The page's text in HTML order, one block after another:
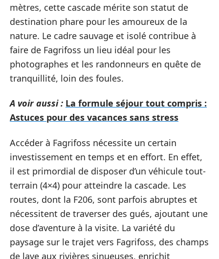
mètres, cette cascade mérite son statut de
destination phare pour les amoureux de la
nature. Le cadre sauvage et isolé contribue à
faire de Fagrifoss un lieu idéal pour les
photographes et les randonneurs en quête de
tranquillité, loin des foules.
A voir aussi : La formule séjour tout compris :
Astuces pour des vacances sans stress
Accéder à Fagrifoss nécessite un certain
investissement en temps et en effort. En effet,
il est primordial de disposer d’un véhicule tout-
terrain (4×4) pour atteindre la cascade. Les
routes, dont la F206, sont parfois abruptes et
nécessitent de traverser des gués, ajoutant une
dose d’aventure à la visite. La variété du
paysage sur le trajet vers Fagrifoss, des champs
de lave aux rivières sinueuses, enrichit